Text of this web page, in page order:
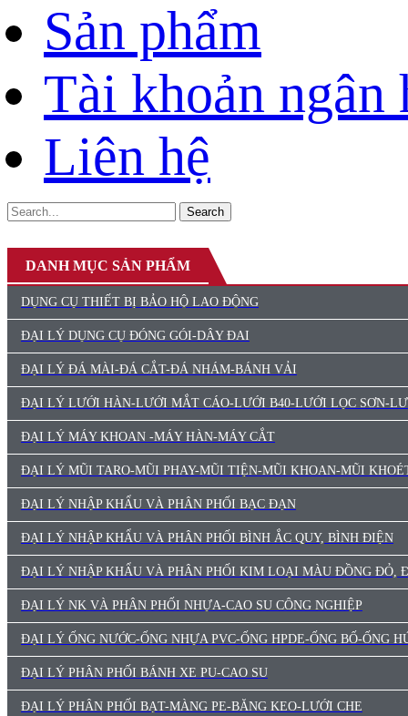
Sản phẩm
Tài khoản ngân
Liên hệ
Search
DANH MỤC SẢN PHẨM
DỤNG CỤ THIẾT BỊ BẢO HỘ LAO ĐỘNG
ĐẠI LÝ DỤNG CỤ ĐÓNG GÓI-DÂY ĐAI
ĐẠI LÝ ĐÁ MÀI-ĐÁ CẮT-ĐÁ NHÁM-BÁNH VẢI
ĐẠI LÝ LƯỚI HÀN-LƯỚI MẮT CÁO-LƯỚI B40-LƯỚI LỌC SƠN-
ĐẠI LÝ MÁY KHOAN -MÁY HÀN-MÁY CẮT
ĐẠI LÝ MŨI TARO-MŨI PHAY-MŨI TIỆN-MŨI KHOAN-MŨI
ĐẠI LÝ NHẬP KHẨU VÀ PHÂN PHỐI BẠC ĐẠN
ĐẠI LÝ NHẬP KHẨU VÀ PHÂN PHỐI BÌNH ẮC QUY, BÌNH ĐIỆN
ĐẠI LÝ NHẬP KHẨU VÀ PHÂN PHỐI KIM LOẠI MÀU ĐỒNG ĐỎ,
ĐẠI LÝ NK VÀ PHÂN PHỐI NHỰA-CAO SU CÔNG NGHIỆP
ĐẠI LÝ ỐNG NƯỚC-ỐNG NHỰA PVC-ỐNG HPDE-ỐNG BỐ-ỐNG
ĐẠI LÝ PHÂN PHỐI BÁNH XE PU-CAO SU
ĐẠI LÝ PHÂN PHỐI BẠT-MÀNG PE-BĂNG KEO-LƯỚI CHE